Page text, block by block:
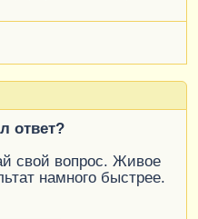
ответ?
свой вопрос. Живое
намного быстрее.